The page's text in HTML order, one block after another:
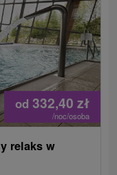
od 332,40 zł
/noc/osoba
relaks w